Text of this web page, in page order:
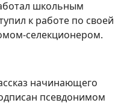
школьным
к работе по своей
селекционером.
начинающего
псевдонимом